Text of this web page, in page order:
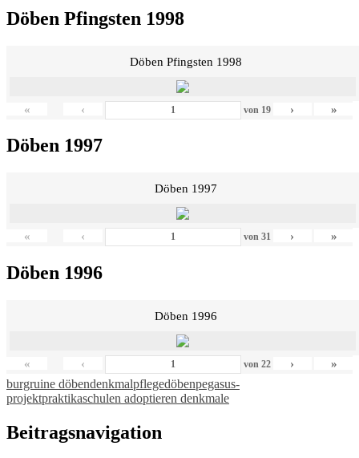
Döben Pfingsten 1998
Döben Pfingsten 1998
« ‹ von 19 › »
Döben 1997
Döben 1997
« ‹ von 31 › »
Döben 1996
Döben 1996
« ‹ von 22 › »
burgruine döbendenkmalpflegedöbenpegasus-
projektpraktikaschulen adoptieren denkmale
Beitragsnavigation